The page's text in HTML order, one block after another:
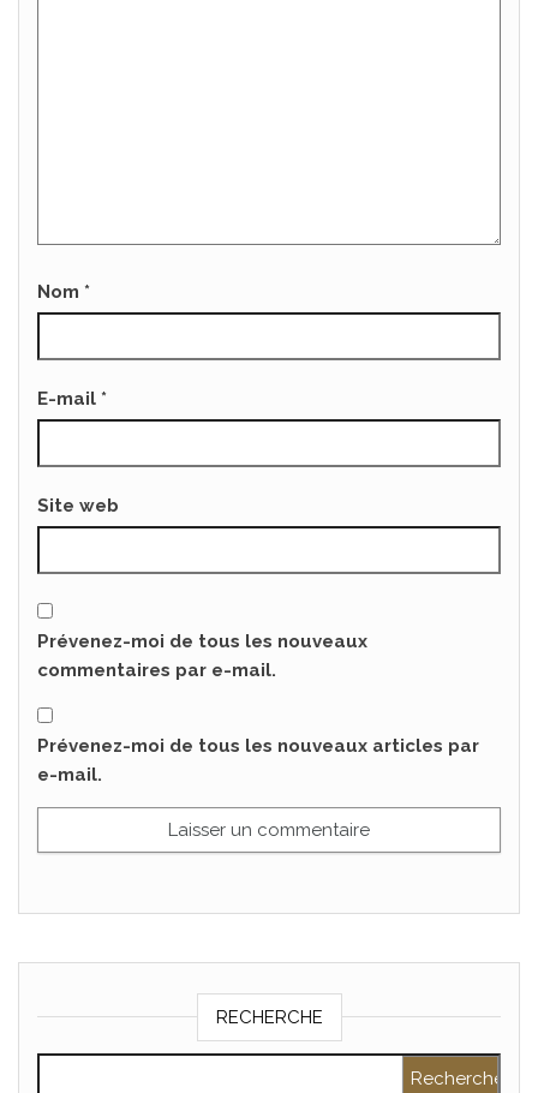
Nom *
E-mail *
Site web
Prévenez-moi de tous les nouveaux
commentaires par e-mail.
Prévenez-moi de tous les nouveaux articles par
e-mail.
RECHERCHE